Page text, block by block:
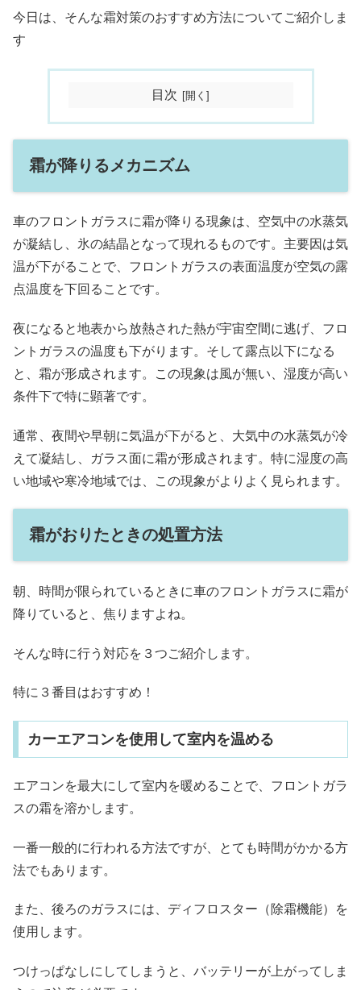
今日は、そんな霜対策のおすすめ方法についてご紹介しま
す
目次
霜が降りるメカニズム
車のフロントガラスに霜が降りる現象は、空気中の水蒸気
が凝結し、氷の結晶となって現れるものです。主要因は気
温が下がることで、フロントガラスの表面温度が空気の露
点温度を下回ることです。
夜になると地表から放熱された熱が宇宙空間に逃げ、フロ
ントガラスの温度も下がります。そして露点以下になる
と、霜が形成されます。この現象は風が無い、湿度が高い
条件下で特に顕著です。
通常、夜間や早朝に気温が下がると、大気中の水蒸気が冷
えて凝結し、ガラス面に霜が形成されます。特に湿度の高
い地域や寒冷地域では、この現象がよりよく見られます。
霜がおりたときの処置方法
朝、時間が限られているときに車のフロントガラスに霜が
降りていると、焦りますよね。
そんな時に行う対応を３つご紹介します。
特に３番目はおすすめ！
カーエアコンを使用して室内を温める
エアコンを最大にして室内を暖めることで、フロントガラ
スの霜を溶かします。
一番一般的に行われる方法ですが、とても時間がかかる方
法でもあります。
また、後ろのガラスには、ディフロスター（除霜機能）を
使用します。
つけっぱなしにしてしまうと、バッテリーが上がってしま